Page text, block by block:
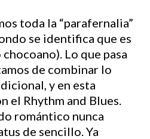
toda la “parafernalia”
se identifica que es
Lo que pasa
de combinar lo
y en esta
el Rhythm and Blues.
romántico nunca
de sencillo. Ya